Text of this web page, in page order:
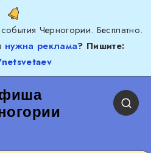
Черногории. Бесплатно.
нужна реклама? Пишите: